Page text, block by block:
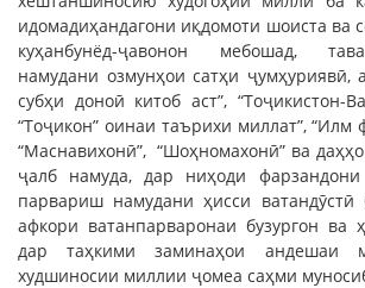
идомадиҳандагони иқдомоти шоиста ва
куҳанбунёд-ҷавонон мебошад,
намудани озмунҳои сатҳи ҷумҳуриявӣ,
субҳи доноӣ китоб аст”, “Тоҷикистон-
“Тоҷикон” оинаи таърихи миллат”, “Илм
“Маснавихонӣ”, “Шоҳномахонӣ” ва
ҷалб намуда, дар ниҳоди фарзандони
парвариш намудани ҳисси
афкори ватанпарваронаи бузургон ва
дар таҳкими заминаҳои андешаи
худшиносии миллии ҷомеа саҳми